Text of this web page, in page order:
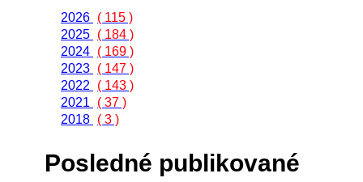
2026 ( 115 )
2025 ( 184 )
2024 ( 169 )
2023 ( 147 )
2022
( 143 )
2021
( 37 )
2018 ( 3 )
Posledné publikované